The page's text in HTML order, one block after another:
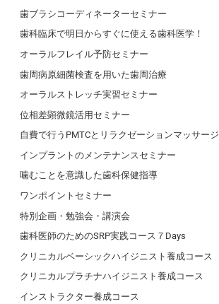
歯ブラシコーディネーターセミナー
歯科臨床で明日からすぐに使える歯科医学！
オーラルフレイル予防セミナー
歯周病原細菌検査を用いた歯周治療
オーラルストレッチ実習セミナー
位相差顕微鏡活用セミナー
自費で行うPMTCとリラクゼーションマッサージ
インプラントのメンテナンスセミナー
噛むことを意識した歯科保健指導
ワンポイントセミナー
特別企画・勉強会・講演会
歯科医師のためのSRP実践コース７Days
クリニカルベーシックハイジニスト養成コース
クリニカルプラチナハイジニスト養成コース
インストラクター養成コース